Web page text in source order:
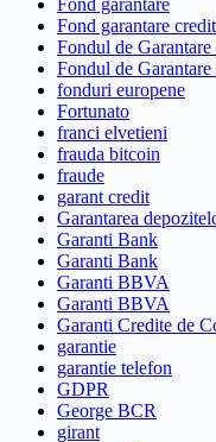
Fond garantare
Fondul de
Fondul de
fonduri europene
Fortunato
franci elvetieni
frauda bitcoin
fraude
garant credit
Garantarea
Garanti Bank
Garanti Bank
Garanti BBVA
Garanti BBVA
Garanti Credite de
garantie
garantie telefon
GDPR
George BCR
girant